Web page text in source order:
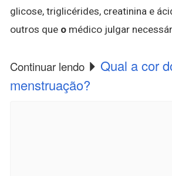
glicose, triglicérides, creatinina e
outros que o médico julgar
Continuar lendo
Qual a cor
menstruação?